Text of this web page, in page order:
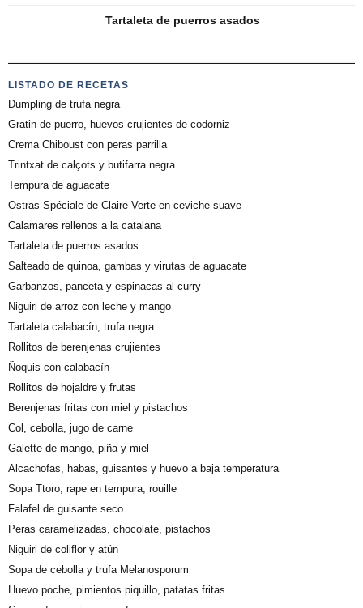
Tartaleta de puerros asados
LISTADO DE RECETAS
Dumpling de trufa negra
Gratin de puerro, huevos crujientes de codorniz
Crema Chiboust con peras parrilla
Trintxat de calçots y butifarra negra
Tempura de aguacate
Ostras Spéciale de Claire Verte en ceviche suave
Calamares rellenos a la catalana
Tartaleta de puerros asados
Salteado de quinoa, gambas y virutas de aguacate
Garbanzos, panceta y espinacas al curry
Niguiri de arroz con leche y mango
Tartaleta calabacín, trufa negra
Rollitos de berenjenas crujientes
Ñoquis con calabacín
Rollitos de hojaldre y frutas
Berenjenas fritas con miel y pistachos
Col, cebolla, jugo de carne
Galette de mango, piña y miel
Alcachofas, habas, guisantes y huevo a baja temperatura
Sopa Ttoro, rape en tempura, rouille
Falafel de guisante seco
Peras caramelizadas, chocolate, pistachos
Niguiri de coliflor y atún
Sopa de cebolla y trufa Melanosporum
Huevo poche, pimientos piquillo, patatas fritas